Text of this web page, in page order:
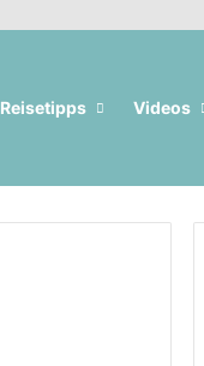
Reisetipps Videos